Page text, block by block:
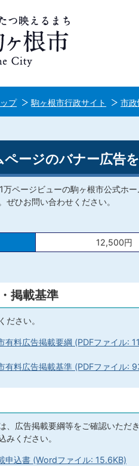
プ 駒ヶ根市行政サイト 市政
ページのバナー広告
万ページビューの駒ヶ根市公式ホ
ぜひお問い合わせください。
12,500円
掲載基準
ださい。
有料広告掲載要綱 (PDFファイル:
有料広告掲載基準 (PDFファイル:
、広告掲載要綱等をご確認いただ
みください。
申込書 (Wordファイル: 15.6KB)